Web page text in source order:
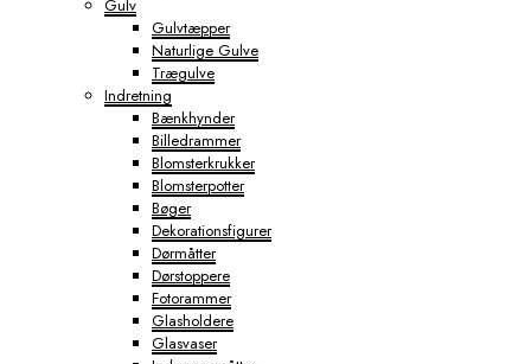
Gulv
Gulvtæpper
Naturlige Gulve
Trægulve
Indretning
Bænkhynder
Billedrammer
Blomsterkrukker
Blomsterpotter
Bøger
Dekorationsfigurer
Dørmåtter
Dørstoppere
Fotorammer
Glasholdere
Glasvaser